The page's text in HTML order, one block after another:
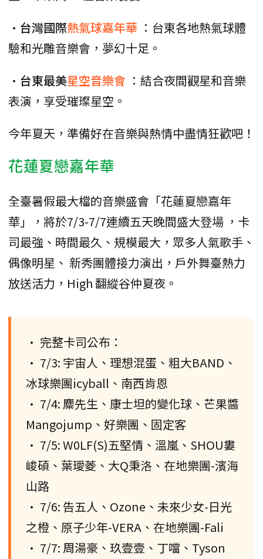
• 台灣國際熱氣球嘉年華 ：台東各地熱氣球體
驗和光雕音樂會，夢幻十足。
• 台東最美星空音樂會 ：結合夜間觀星和音樂
表演，享受璀璨星空。
今年夏天，準備好在音樂與熱情中盡情狂歡吧！
花蓮夏戀嘉年華
全臺暑假最大檔的音樂盛會「花蓮夏戀嘉年
華」，將於7/3-7/7連續五天晚間盛大登場 ，卡
司最強、時間最久、規模最大，眾多人氣歌手、
偶像明星、 新秀團體接力演出，戶外舞臺熱力
放送活力，High 翻縱谷仲夏夜。
• 完整卡司公布：
• 7/3: 宇宙人、理想混蛋、粗大BAND、
冰球樂團icyball、南西肯恩
• 7/4: 麋先生、康士坦的變化球、芒果醬
Mangojump、好樂團、固定客
• 7/5: W0LF(S)五堅情、溫嵐、SHOU婁
峻碩、葉璦菱、大Q秉洛、在地樂團-濱海
山路
• 7/6: 告五人、Ozone、未來少女-日光
之橙、原子少年-VERA、在地樂團-Fali
• 7/7: 周湯豪、玖壹壹、丁噹、Tyson